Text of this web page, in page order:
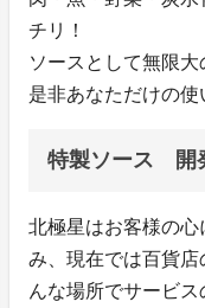
チリ！
ソースとして無限大
是非あなただけの使
特製ソース 開
北極星はお客様の
み、現在では百貨
んな場所でサービ